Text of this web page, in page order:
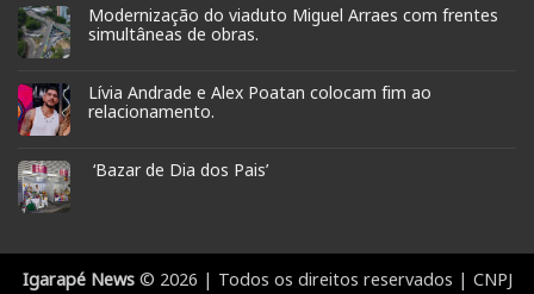
Modernização do viaduto Miguel Arraes com frentes
simultâneas de obras.
Lívia Andrade e Alex Poatan colocam fim ao
relacionamento.
‘Bazar de Dia dos Pais’
Igarapé News© 2026 | Todos os direitos reservados | CNPJ